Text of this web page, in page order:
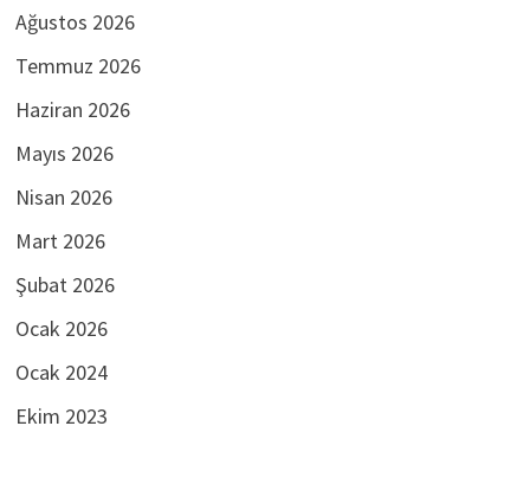
Ağustos 2026
Temmuz 2026
Haziran 2026
Mayıs 2026
Nisan 2026
Mart 2026
Şubat 2026
Ocak 2026
Ocak 2024
Ekim 2023